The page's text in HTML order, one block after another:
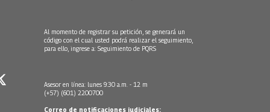
Al momento de registrar su petición, se generará un
código con el cual usted podrá realizar el seguimiento,
para ello, ingrese a: Seguimiento de PQRS
Asesor en línea: lunes 9:30 a.m. - 12 m
(+57) (601) 2200700
Correo de notificaciones judiciales: